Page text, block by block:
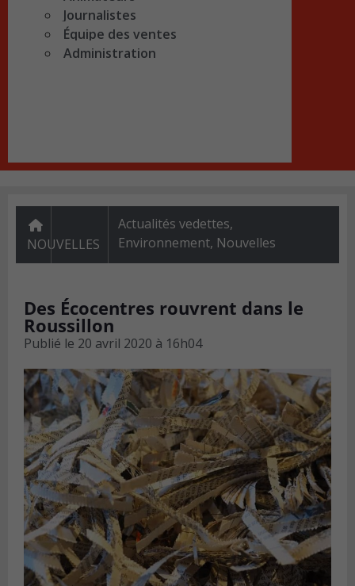
Journalistes
Équipe des ventes
Administration
NOUVELLES
Actualités vedettes,
Environnement, Nouvelles
Des Écocentres rouvrent dans le
Roussillon
Publié le 20 avril 2020 à 16h04